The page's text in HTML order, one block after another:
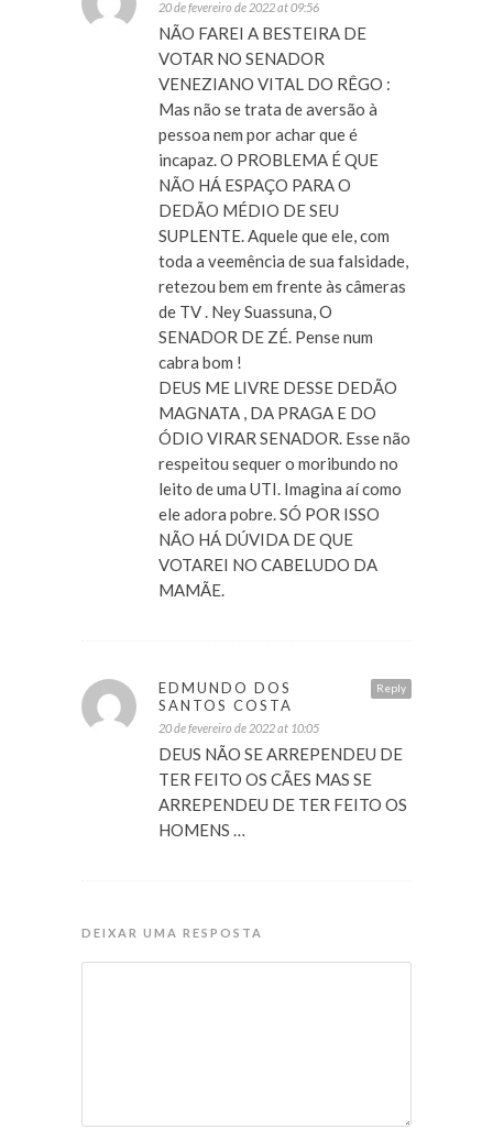
20 de fevereiro de 2022 at 09:56
NÃO FAREI A BESTEIRA DE
VOTAR NO SENADOR
VENEZIANO VITAL DO RÊGO :
Mas não se trata de aversão à
pessoa nem por achar que é
incapaz. O PROBLEMA É QUE
NÃO HÁ ESPAÇO PARA O
DEDÃO MÉDIO DE SEU
SUPLENTE. Aquele que ele, com
toda a veemência de sua falsidade,
retezou bem em frente às câmeras
de TV . Ney Suassuna, O
SENADOR DE ZÉ. Pense num
cabra bom !
DEUS ME LIVRE DESSE DEDÃO
MAGNATA , DA PRAGA E DO
ÓDIO VIRAR SENADOR. Esse não
respeitou sequer o moribundo no
leito de uma UTI. Imagina aí como
ele adora pobre. SÓ POR ISSO
NÃO HÁ DÚVIDA DE QUE
VOTAREI NO CABELUDO DA
MAMÃE.
Reply
EDMUNDO DOS
SANTOS COSTA
20 de fevereiro de 2022 at 10:05
DEUS NÃO SE ARREPENDEU DE
TER FEITO OS CÃES MAS SE
ARREPENDEU DE TER FEITO OS
HOMENS …
DEIXAR UMA RESPOSTA